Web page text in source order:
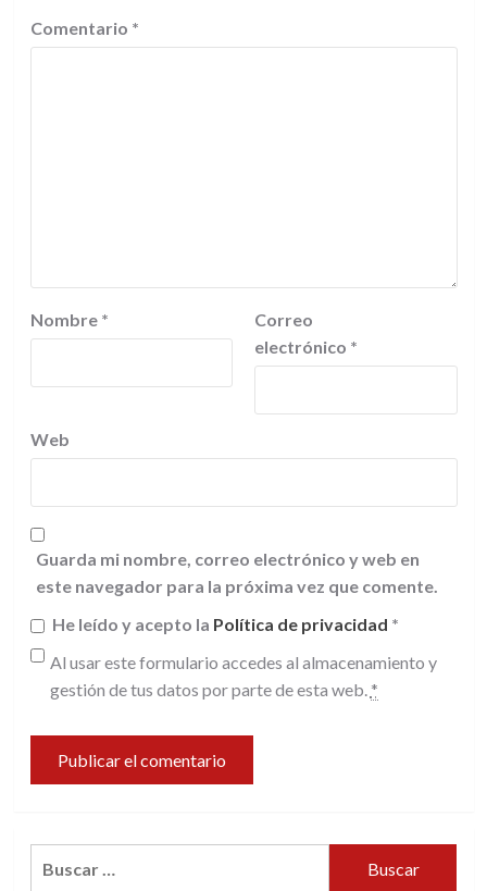
Comentario *
Nombre *
Correo
electrónico *
Web
Guarda mi nombre, correo electrónico y web en
este navegador para la próxima vez que comente.
He leído y acepto la Política de privacidad *
Al usar este formulario accedes al almacenamiento y
gestión de tus datos por parte de esta web. *